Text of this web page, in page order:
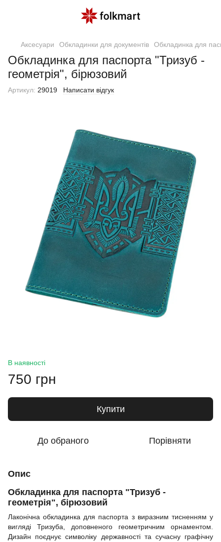
Аксесуари Обкладинки для документів Обкладинка для
Обкладинка для паспорта "Тризуб -
геометрія", бірюзовий
Артикул: 29019 Написати відгук
В наявності
750 грн
Купити
До обраного Порівняти
Опис
Обкладинка для паспорта "Тризуб -
геометрія", бірюзовий
Лаконічна обкладинка для паспорта з виразним тисненням у
вигляді Тризуба, доповненого геометричним орнаментом.
Дизайн поєднує символіку державності та сучасну графічну